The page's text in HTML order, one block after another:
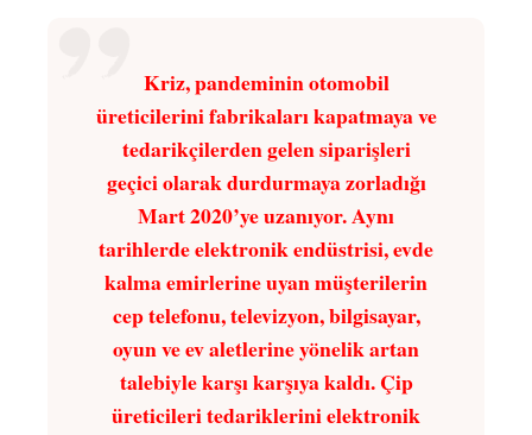
Kriz, pandeminin otomobil
üreticilerini fabrikaları kapatmaya ve
tedarikçilerden gelen siparişleri
geçici olarak durdurmaya zorladığı
Mart 2020’ye uzanıyor. Aynı
tarihlerde elektronik endüstrisi, evde
kalma emirlerine uyan müşterilerin
cep telefonu, televizyon, bilgisayar,
oyun ve ev aletlerine yönelik artan
talebiyle karşı karşıya kaldı. Çip
üreticileri tedariklerini elektronik